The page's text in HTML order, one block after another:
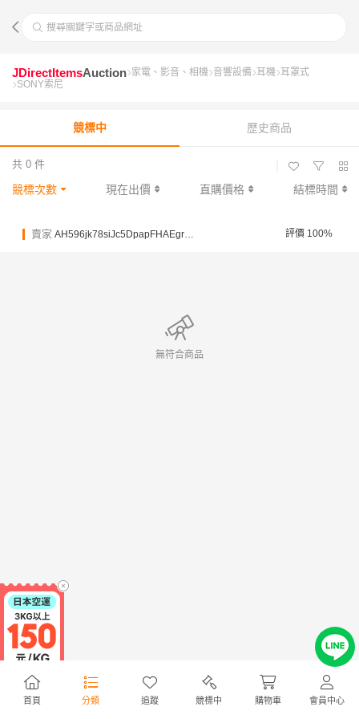
搜尋關鍵字或商品網址
首頁 分類 追蹤 競標中 購物車 會員中心
JDirectItemsAuction 家電、影音、相機 音響設備 耳機 耳罩式
SONY索尼
競標中 歷史商品
共 0 件
競標次數 現在出價 直購價格 結標時間
賣家 AH596jk78siJc5DpapFHAEgrPX2Np 評價 100%
無符合商品